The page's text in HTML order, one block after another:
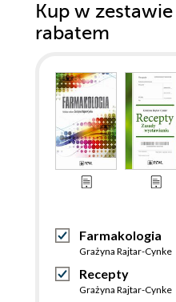
Kup w
rabatem
Farmakologia
Grażyna Rajtar-Cynke
Recepty
Grażyna Rajtar-Cynke